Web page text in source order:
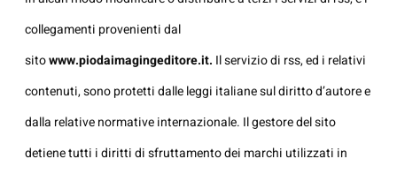
collegamenti provenienti dal
sitowww.piodaimagingeditore.it. Il servizio di rss, ed i relativi
contenuti, sono protetti dalle leggi italiane sul diritto d’autore e
dalla relative normative internazionale. Il gestore del sito
detiene tutti i diritti di sfruttamento dei marchi utilizzati in